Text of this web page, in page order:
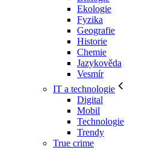
Ekologie
Fyzika
Geografie
Historie
Chemie
Jazykověda
Vesmír
IT a technologie
Digital
Mobil
Technologie
Trendy
True crime